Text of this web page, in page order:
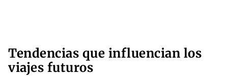
Tendencias que influencian los
viajes futuros